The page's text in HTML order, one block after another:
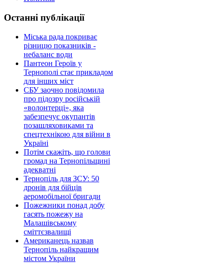
Останні публікації
Міська рада покриває
різницю показників -
небаланс води
Пантеон Героїв у
Тернополі стає прикладом
для інших міст
СБУ заочно повідомила
про підозру російській
«волонтерці», яка
забезпечує окупантів
позашляховиками та
спецтехнікою для війни в
Україні
Потім скажіть, що голови
громад на Тернопільщині
адекватні
Тернопіль для ЗСУ: 50
дронів для бійців
аеромобільної бригади
Пожежники понад добу
гасять пожежу на
Малашівському
сміттєзвалищі
Американець назвав
Тернопіль найкращим
містом України